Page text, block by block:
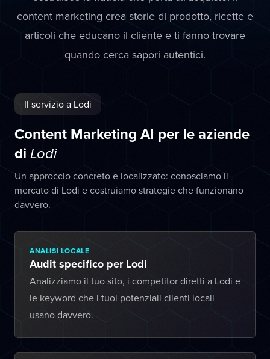
content marketing crea storie di prodotto, ricette e
articoli che educano il cliente e ti fanno trovare
quando cerca sapori autentici.
Il servizio a Lodi
Content Marketing AI per le aziende
di Lodi
Un approccio concreto e localizzato: conosciamo il
mercato di Lodi e costruiamo strategie che funzionano
davvero.
ANALISI LOCALE
Audit specifico per Lodi
Analizziamo il tuo sito, i competitor diretti a Lodi e
le keyword che i tuoi potenziali clienti locali
usano davvero.